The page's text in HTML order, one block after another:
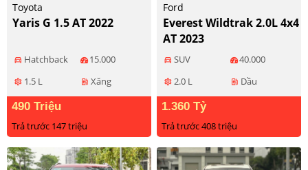
Toyota
Yaris G 1.5 AT 2022
directions_car Hatchback 15.000
settings 1.5 L ev_station Xăng
490 Triệu
Trả trước 147 triệu
Ford
Everest Wildtrak 2.0L 4x4
AT 2023
directions_car SUV 40.000
settings 2.0 L ev_station Dầu
1.360 Tỷ
Trả trước 408 triệu